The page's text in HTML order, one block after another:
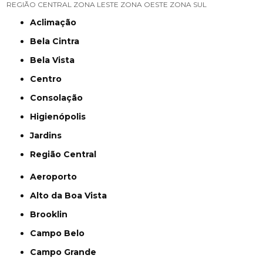
REGIÃO CENTRAL ZONA LESTE ZONA OESTE ZONA SUL
Aclimação
Bela Cintra
Bela Vista
Centro
Consolação
Higienópolis
Jardins
Região Central
Aeroporto
Alto da Boa Vista
Brooklin
Campo Belo
Campo Grande